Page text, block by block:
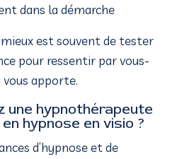
dans la démarche
mieux est souvent de tester
pour ressentir par vous-
vous apporte.
une hypnothérapeute
hypnose en visio ?
d’hypnose et de